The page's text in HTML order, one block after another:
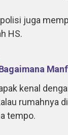
juga
HS.
kenal
rumahnya
tempo.